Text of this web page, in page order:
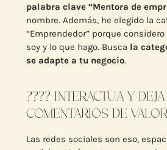
palabra clave “Mentora de
nombre. Además, he elegido la
“Emprendedor” porque
soy y lo que hago. Busca la
se adapte a tu negocio.
???? INTERACTÚA Y DEJA
COMENTARIOS DE VALOR
Las redes sociales son eso,